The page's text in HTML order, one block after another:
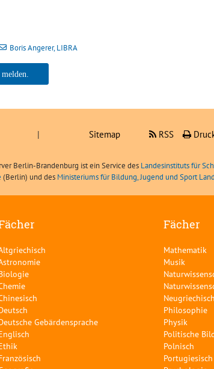
Boris Angerer, LIBRA
LIBRA
| Sitemap RSS
Berlin-Brandenburg ist ein Service des Landesinstituts für
(Berlin) und des Ministeriums für Bildung, Jugend und Sport
Gebärdensprache
Fächer
Mathematik
Musik
Neugriechisch
Philosophie
Physik
Politische
Polnisch
Portugiesisch